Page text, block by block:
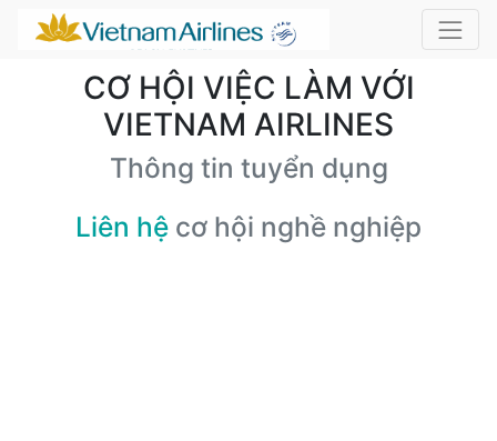
CƠ HỘI VIỆC LÀM VỚI
VIETNAM AIRLINES
Thông tin tuyển dụng
Liên hệ cơ hội nghề nghiệp